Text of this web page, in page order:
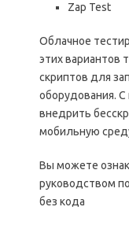
Zap Test
Облачное
этих вариантов
скриптов для
оборудования.
внедрить
мобильную
Вы можете
руководством
без кода